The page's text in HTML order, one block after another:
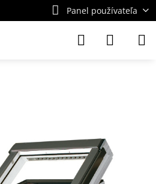
Panel používateľa